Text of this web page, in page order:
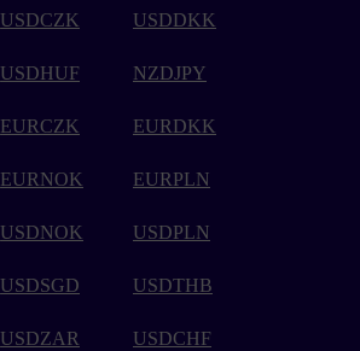
USDCZK USDDKK
USDHUF NZDJPY
EURCZK EURDKK
EURNOK EURPLN
USDNOK USDPLN
USDSGD USDTHB
USDZAR USDCHF